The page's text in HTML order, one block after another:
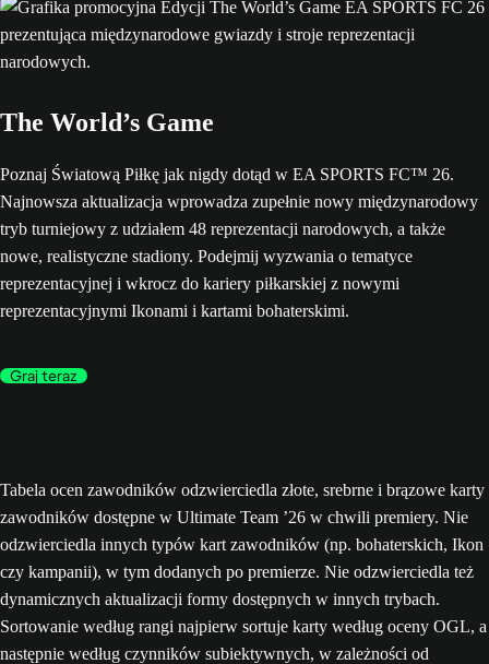
The World’s Game
Poznaj Światową Piłkę jak nigdy dotąd w EA SPORTS FC™ 26.
Najnowsza aktualizacja wprowadza zupełnie nowy międzynarodowy
tryb turniejowy z udziałem 48 reprezentacji narodowych, a także
nowe, realistyczne stadiony. Podejmij wyzwania o tematyce
reprezentacyjnej i wkrocz do kariery piłkarskiej z nowymi
reprezentacyjnymi Ikonami i kartami bohaterskimi.
Graj teraz
Tabela ocen zawodników odzwierciedla złote, srebrne i brązowe karty
zawodników dostępne w Ultimate Team ’26 w chwili premiery. Nie
odzwierciedla innych typów kart zawodników (np. bohaterskich, Ikon
czy kampanii), w tym dodanych po premierze. Nie odzwierciedla też
dynamicznych aktualizacji formy dostępnych w innych trybach.
Sortowanie według rangi najpierw sortuje karty według oceny OGL, a
następnie według czynników subiektywnych, w zależności od